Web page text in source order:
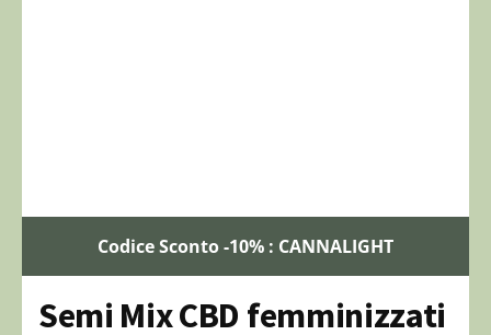
Codice Sconto -10% : CANNALIGHT
Semi Mix CBD femminizzati